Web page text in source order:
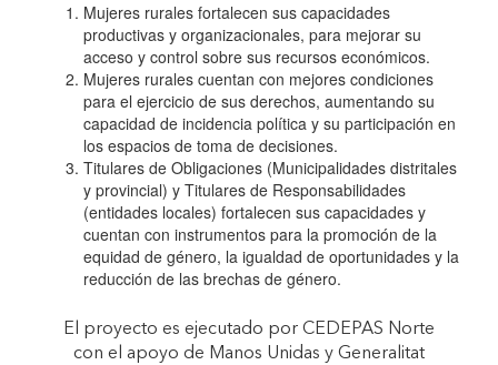
Mujeres rurales fortalecen sus capacidades
productivas y organizacionales, para mejorar su
acceso y control sobre sus recursos económicos.
Mujeres rurales cuentan con mejores condiciones
para el ejercicio de sus derechos, aumentando su
capacidad de incidencia política y su participación en
los espacios de toma de decisiones.
Titulares de Obligaciones (Municipalidades distritales
y provincial) y Titulares de Responsabilidades
(entidades locales) fortalecen sus capacidades y
cuentan con instrumentos para la promoción de la
equidad de género, la igualdad de oportunidades y la
reducción de las brechas de género.
El proyecto es ejecutado por CEDEPAS Norte
con el apoyo de Manos Unidas y Generalitat